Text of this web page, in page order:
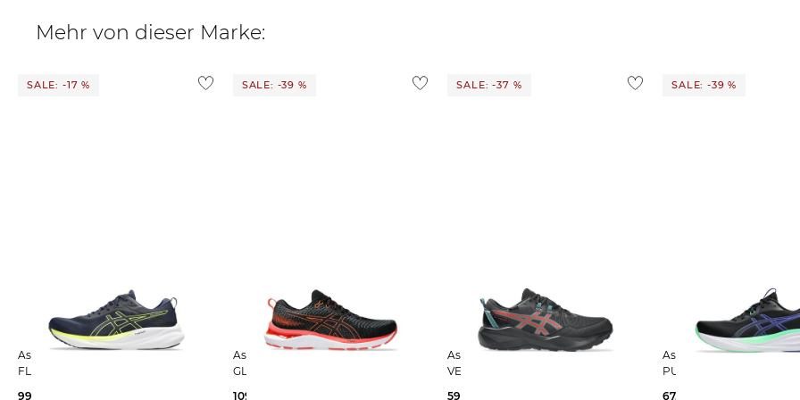
Mehr von dieser Marke:
SALE: -17 %
Asics | Herren Laufschuhe GEL-
FLUX 8
99,99 €
SALE: -39 %
Asics | Herren Laufschuhe GEL-
GLORIFY 6
109,99 €
SALE: -37 %
Asics | Herren Laufschuhe GEL
VENTURE 11
59,95 €
SALE: -39 %
Asics | Herren Laufschuhe GEL-
PULSE 17
67,09 €